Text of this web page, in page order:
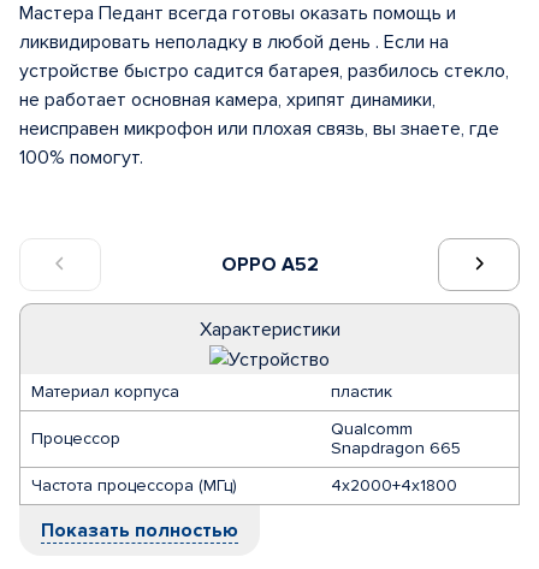
OPPO A52
Характеристики
Материал корпуса пластик
Процессор
Qualcomm
Snapdragon 665
Частота процессора (МГц)
4x2000+4x1800
Показать полностью
Мастера Педант всегда готовы оказать помощь и
ликвидировать неполадку в любой день . Если на
устройстве быстро садится батарея, разбилось стекло,
не работает основная камера, хрипят динамики,
неисправен микрофон или плохая связь, вы знаете, где
100% помогут.